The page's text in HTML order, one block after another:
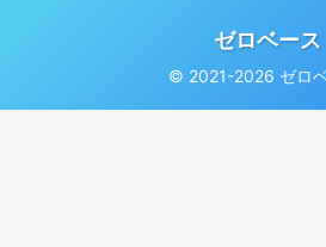
ゼロベース
© 2021-2026 ゼロ